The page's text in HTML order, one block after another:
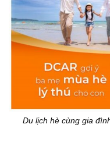
Du lịch hè cùng gia